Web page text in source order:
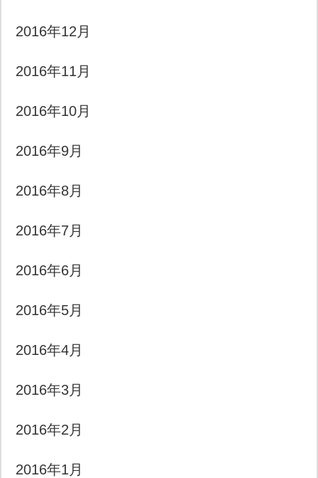
2016年12月
2016年11月
2016年10月
2016年9月
2016年8月
2016年7月
2016年6月
2016年5月
2016年4月
2016年3月
2016年2月
2016年1月